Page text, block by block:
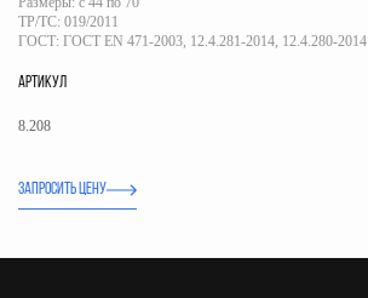
ТР/ТС: 019/2011
ГОСТ: ГОСТ EN 471-2003, 12.4.281-2014, 12.4.280-2014
АРТИКУЛ
8.208
ЗАПРОСИТЬ ЦЕНУ